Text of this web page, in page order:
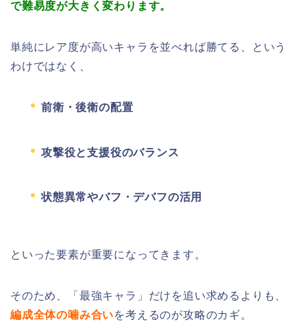
で難易度が大きく変わります。
単純にレア度が高いキャラを並べれば勝てる、という
わけではなく、
前衛・後衛の配置
攻撃役と支援役のバランス
状態異常やバフ・デバフの活用
といった要素が重要になってきます。
そのため、「最強キャラ」だけを追い求めるよりも、
編成全体の噛み合いを考えるのが攻略のカギ。